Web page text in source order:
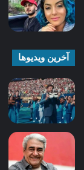
آخرین ویدیوها